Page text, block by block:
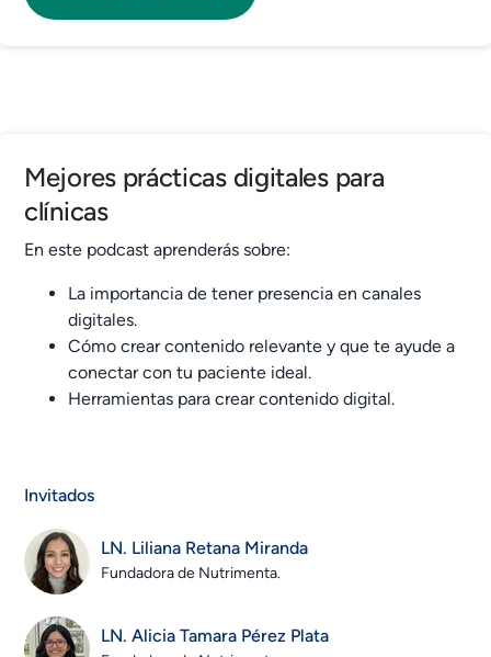
Mejores prácticas digitales para
clínicas
En este podcast aprenderás sobre:
La importancia de tener presencia en canales
digitales.
Cómo crear contenido relevante y que te ayude a
conectar con tu paciente ideal.
Herramientas para crear contenido digital.
Invitados
LN. Liliana Retana Miranda
Fundadora de Nutrimenta.
LN. Alicia Tamara Pérez Plata